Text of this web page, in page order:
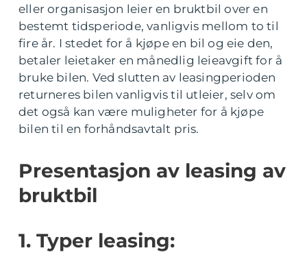
eller organisasjon leier en bruktbil over en
bestemt tidsperiode, vanligvis mellom to til
fire år. I stedet for å kjøpe en bil og eie den,
betaler leietaker en månedlig leieavgift for å
bruke bilen. Ved slutten av leasingperioden
returneres bilen vanligvis til utleier, selv om
det også kan være muligheter for å kjøpe
bilen til en forhåndsavtalt pris.
Presentasjon av leasing av
bruktbil
1. Typer leasing: